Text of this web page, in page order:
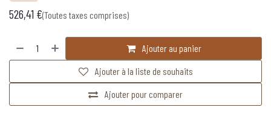
526,41 €(Toutes taxes comprises)
Ajouter au panier
Ajouter pour comparer
Ajouter à la liste de souhaits